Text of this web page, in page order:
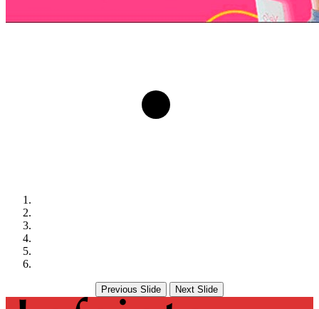
Previous Slide Next Slide